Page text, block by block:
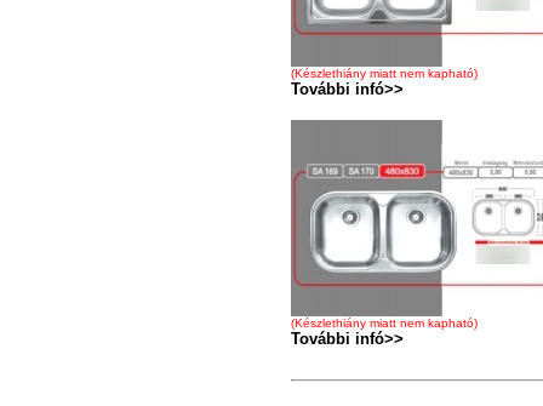
(Készlethiány miatt nem kapható)
További infó>>
(Készlethiány miatt nem kapható)
További infó>>